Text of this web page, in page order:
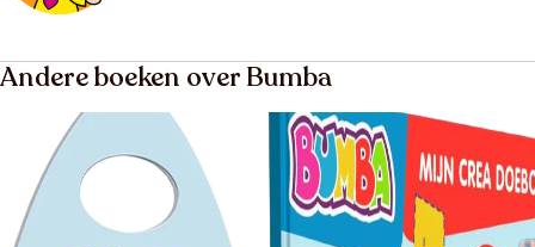
Andere boeken over Bumba